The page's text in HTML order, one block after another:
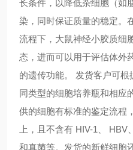
长条件，以降低杂细胞（如
染，同时保证质量的稳定。
流程下，大鼠神经小胶质细
态，进而可以用于评估体外
的遗传功能。 发货客户可
同类型的细胞培养瓶和相应
供的细胞有标准的鉴定流程
上，且不含有 HIV-1、
和真菌等。发货的新鲜细胞